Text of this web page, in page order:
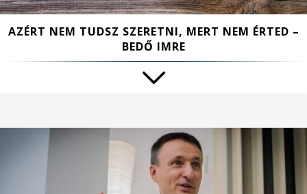
AZÉRT NEM TUDSZ SZERETNI, MERT NEM ÉRTED –
BEDŐ IMRE